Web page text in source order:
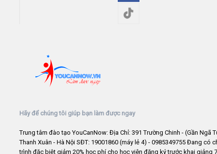
Hãy để chúng tôi giúp bạn làm được ngay
Trung tâm đào tạo YouCanNow: Địa Chỉ: 391 Trường Chinh - (Gần Ngã
Thanh Xuân - Hà Nội SĐT: 19001860 (máy lẻ 4) - 0985349755 Đang có
trình đặc biệt giảm 20% học phí cho học viên đăng ký trước khai giảng